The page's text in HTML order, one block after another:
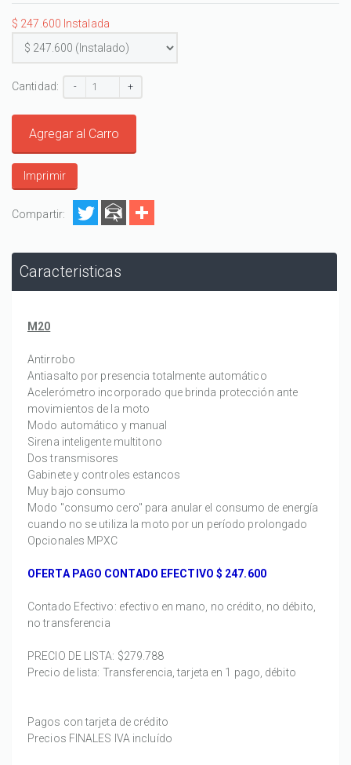
$ 247.600 Instalada
Cantidad: - +
Agregar al Carro
Imprimir
Compartir:
Caracteristicas
M20
Antirrobo
Antiasalto por presencia totalmente automático
Acelerómetro incorporado que brinda protección ante
movimientos de la moto
Modo automático y manual
Sirena inteligente multitono
Dos transmisores
Gabinete y controles estancos
Muy bajo consumo
Modo "consumo cero" para anular el consumo de energía
cuando no se utiliza la moto por un período prolongado
Opcionales MPXC
OFERTA PAGO CONTADO EFECTIVO $ 247.600
Contado Efectivo: efectivo en mano, no crédito, no débito,
no transferencia
PRECIO DE LISTA: $279.788
Precio de lista: Transferencia, tarjeta en 1 pago, débito
Pagos con tarjeta de crédito
Precios FINALES IVA incluído